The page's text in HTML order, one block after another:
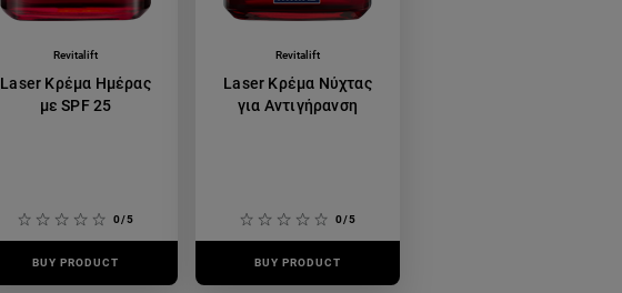
Revitalift
Laser Κρέμα Ημέρας
με SPF 25
0/5
BUY PRODUCT
Revitalift
Laser Κρέμα Νύχτας
για Αντιγήρανση
0/5
BUY PRODUCT